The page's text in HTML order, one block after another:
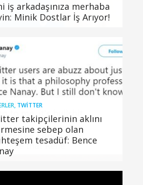
iş arkadaşınıza merhaba
Minik Dostlar İş Arıyor!
, TWITTER
takipçilerinin aklını
sebep olan
tesadüf: Bence